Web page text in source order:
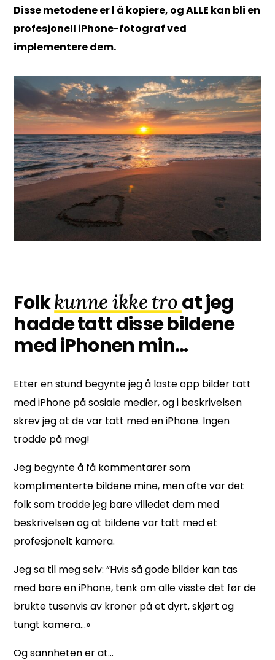
Disse metodene er l å kopiere, og ALLE kan bli en
profesjonell iPhone-fotograf ved
implementere dem.
Folkkunne ikke troat jeg
hadde tatt disse bildene
med iPhonen min...
Etter en stund begynte jeg å laste opp bilder tatt
med iPhone på sosiale medier, og i beskrivelsen
skrev jeg at de var tatt med en iPhone. Ingen
trodde på meg!
Jeg begynte å få kommentarer som
komplimenterte bildene mine, men ofte var det
folk som trodde jeg bare villedet dem med
beskrivelsen og at bildene var tatt med et
profesjonelt kamera.
Jeg sa til meg selv: “Hvis så gode bilder kan tas
med bare en iPhone, tenk om alle visste det før de
brukte tusenvis av kroner på etdyrt, skjørt og
tungt kamera…»
Og sannheten er at…